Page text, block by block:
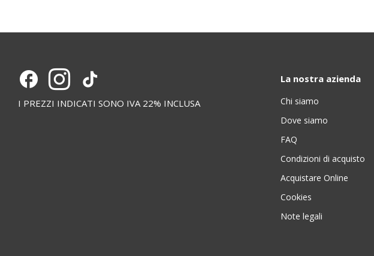
I PREZZI INDICATI SONO IVA 22% INCLUSA
La nostra azienda
Chi siamo
Dove siamo
FAQ
Condizioni di acquisto
Acquistare Online
Cookies
Note legali